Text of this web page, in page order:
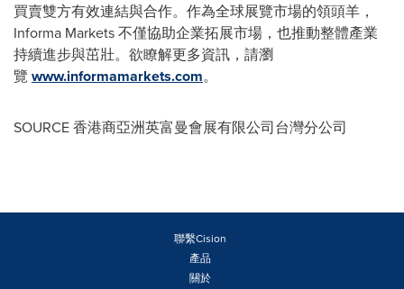
買賣雙方有效連結與合作。作為全球展覽市場的領頭羊，
Informa Markets 不僅協助企業拓展市場，也推動整體產業
持續進步與茁壯。欲瞭解更多資訊，請瀏
覽 www.informamarkets.com。
SOURCE 香港商亞洲英富曼會展有限公司台灣分公司
聯繫Cision
產品
關於